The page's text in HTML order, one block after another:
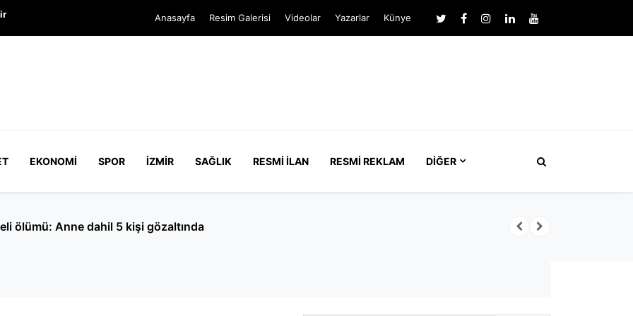
Anasayfa Resim Galerisi Videolar Yazarlar Künye
EKONOMI SPOR İZMIR SAĞLIK RESMI İLAN RESMI REKLAM DIĞER
İBB davasında tahliye edilen İnan Güney